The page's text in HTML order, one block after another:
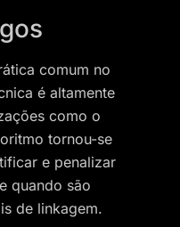
comum no
é altamente
como o
tornou-se
e penalizar
quando são
de linkagem.